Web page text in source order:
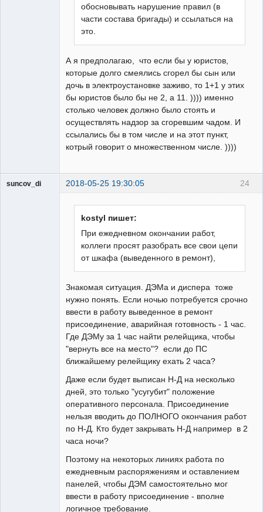
обосновывать нарушение правил (в
части состава бригады) и ссылаться на
это.
А я предполагаю, что если бы у юристов,
которые долго смеялись сгорел бы сын или
дочь в электроустановке заживо, то 1+1 у этих
бы юристов было бы не 2, а 11. )))) именно
столько человек должно было стоять и
осуществлять надзор за сгоревшим чадом. И
ссылались бы в том числе и на этот пункт,
котрый говорит о множественном числе. ))))
24
suncov_di 2018-05-25 19:30:05
kostyl пишет:
При ежедневном окончании работ,
коллеги просят разобрать все свои цепи
от шкафа (выведенного в ремонт),
Знакомая ситуация. ДЭМа и диспера тоже
нужно понять. Если ночью потребуется срочно
ввести в работу выведенное в ремонт
присоединение, аварийная готовность - 1 час.
Где ДЭМу за 1 час найти релейщика, чтобы
"вернуть все на место"? если до ПС
ближайшему релейщику ехать 2 часа?
Даже если будет выписан Н-Д на несколько
дней, это только "усугубит" положение
оперативного персонала. Присоединение
нельзя вводить до ПОЛНОГО окончания работ
по Н-Д. Кто будет закрывать Н-Д например в 2
часа ночи?
Поэтому на некоторых линиях работа по
ежедневным распоряжениям и оставлением
панелей, чтобы ДЭМ самостоятельно мог
ввести в работу присоединение - вполне
логичное требование.